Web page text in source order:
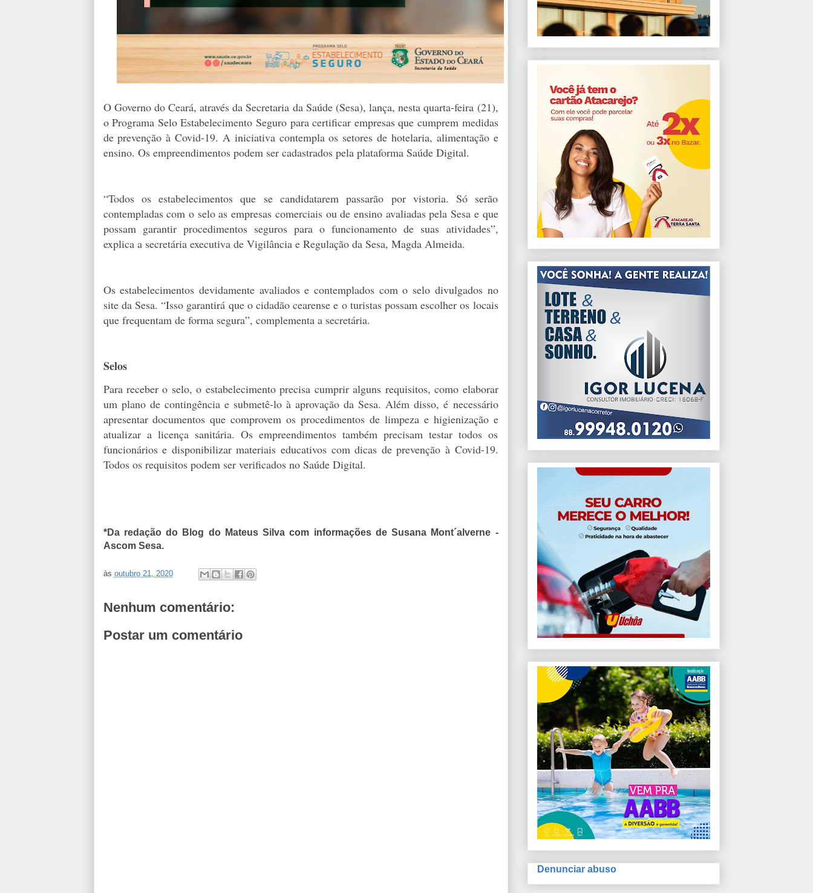
O Governo do Ceará, através da Secretaria da Saúde (Sesa), lança, nesta quarta-feira (21),
o Programa Selo Estabelecimento Seguro para certificar empresas que cumprem medidas
de prevenção à Covid-19. A iniciativa contempla os setores de hotelaria, alimentação e
ensino. Os empreendimentos podem ser cadastrados pela plataforma Saúde Digital.
“Todos os estabelecimentos que se candidatarem passarão por vistoria. Só serão
contempladas com o selo as empresas comerciais ou de ensino avaliadas pela Sesa e que
possam garantir procedimentos seguros para o funcionamento de suas atividades”,
explica a secretária executiva de Vigilância e Regulação da Sesa, Magda Almeida.
Os estabelecimentos devidamente avaliados e contemplados com o selo divulgados no
site da Sesa. “Isso garantirá que o cidadão cearense e o turistas possam escolher os locais
que frequentam de forma segura”, complementa a secretária.
Selos
Para receber o selo, o estabelecimento precisa cumprir alguns requisitos, como elaborar
um plano de contingência e submetê-lo à aprovação da Sesa. Além disso, é necessário
apresentar documentos que comprovem os procedimentos de limpeza e higienização e
atualizar a licença sanitária. Os empreendimentos também precisam testar todos os
funcionários e disponibilizar materiais educativos com dicas de prevenção à Covid-19.
Todos os requisitos podem ser verificados no Saúde Digital.
*Da redação do Blog do Mateus Silva com informações de Susana Mont´alverne -
Ascom Sesa.
às outubro 21, 2020
Nenhum comentário:
Postar um comentário
Denunciar abuso